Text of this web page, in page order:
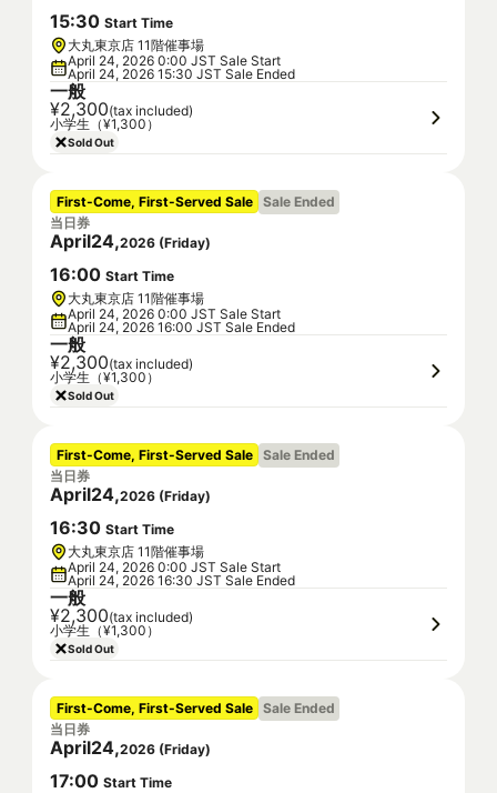
15:30 Start Time
大丸東京店 11階催事場
April 24, 2026 0:00 JST Sale Start
April 24, 2026 15:30 JST Sale Ended
一般
¥2,300(tax included)
小学生（¥1,300）
Sold Out
First-Come, First-Served Sale Sale Ended
当日券
April24,2026 (Friday)
16:00 Start Time
大丸東京店 11階催事場
April 24, 2026 0:00 JST Sale Start
April 24, 2026 16:00 JST Sale Ended
一般
¥2,300(tax included)
小学生（¥1,300）
Sold Out
First-Come, First-Served Sale Sale Ended
当日券
April24,2026 (Friday)
16:30 Start Time
大丸東京店 11階催事場
April 24, 2026 0:00 JST Sale Start
April 24, 2026 16:30 JST Sale Ended
一般
¥2,300(tax included)
小学生（¥1,300）
Sold Out
First-Come, First-Served Sale Sale Ended
当日券
April24,2026 (Friday)
17:00 Start Time